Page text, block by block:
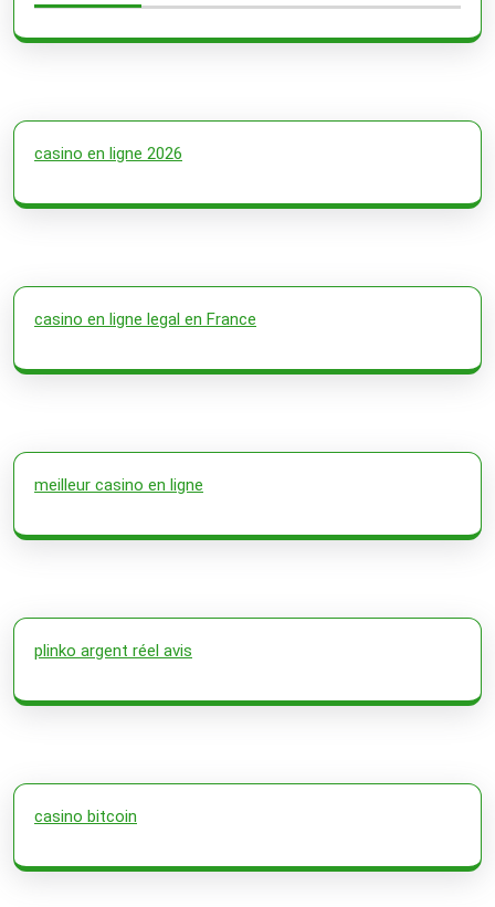
casino en ligne 2026
casino en ligne legal en France
meilleur casino en ligne
plinko argent réel avis
casino bitcoin